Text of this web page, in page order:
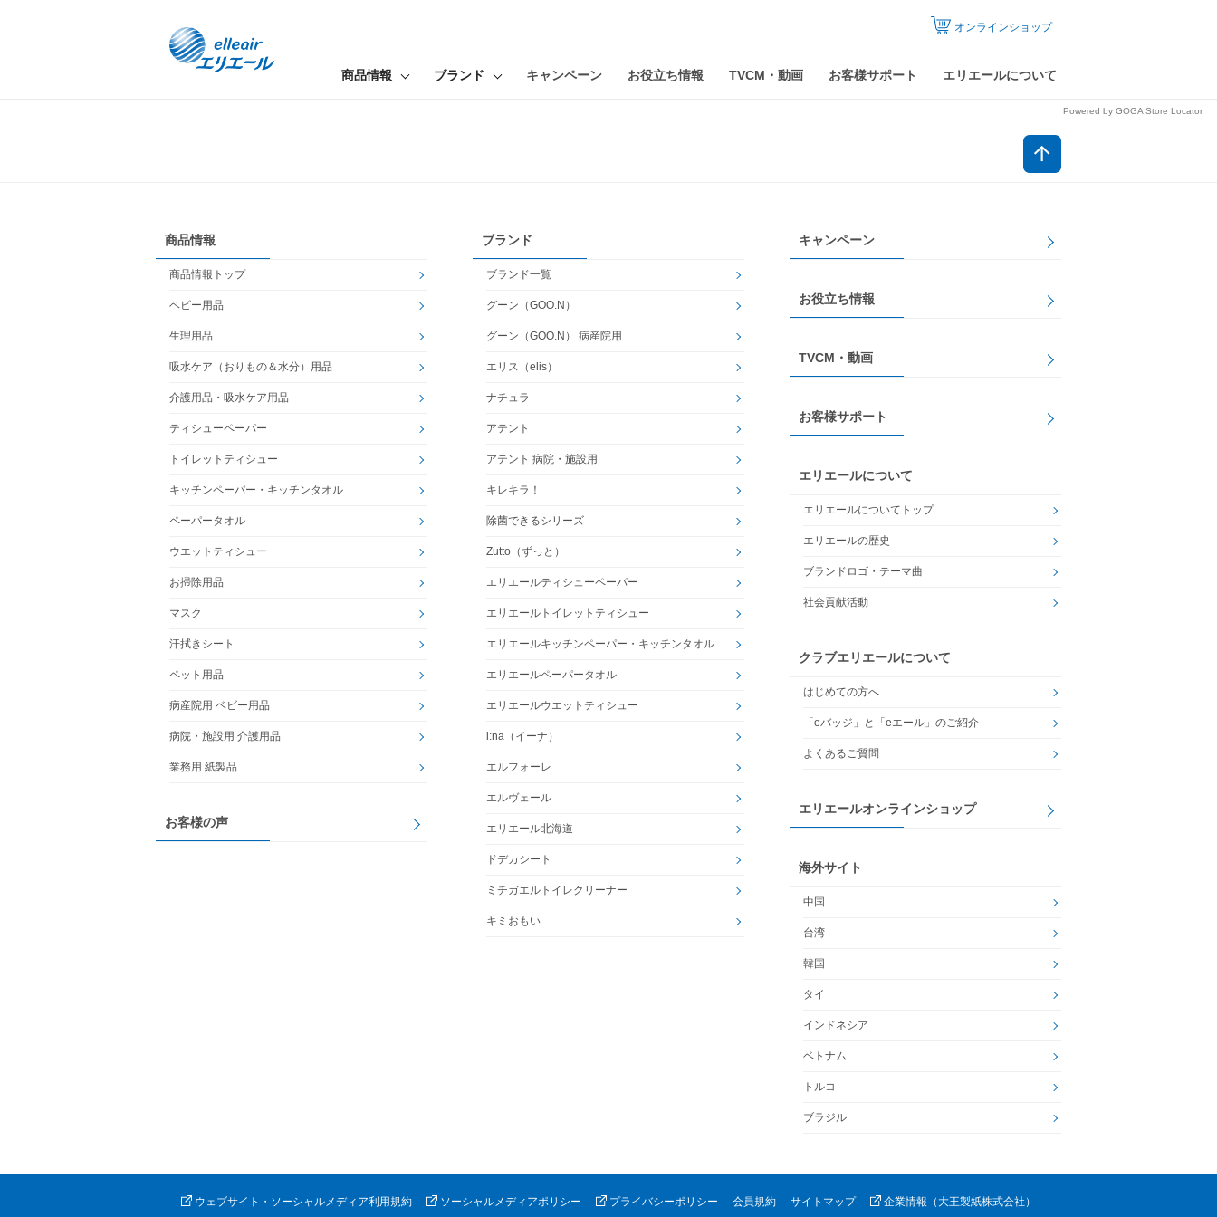
商品情報 ブランド キャンペーン お役立ち情報 TVCM・動画 お客様サポート エリエールについて
オンラインショップ
Powered by GOGA Store Locator
商品情報
商品情報トップ
ベビー用品
生理用品
吸水ケア（おりもの＆水分）用品
介護用品・吸水ケア用品
ティシューペーパー
トイレットティシュー
キッチンペーパー・キッチンタオル
ペーパータオル
ウエットティシュー
お掃除用品
マスク
汗拭きシート
ペット用品
病産院用 ベビー用品
病院・施設用 介護用品
業務用 紙製品
お客様の声
ブランド
ブランド一覧
グーン（GOO.N）
グーン（GOO.N） 病産院用
エリス（elis）
ナチュラ
アテント
アテント 病院・施設用
キレキラ！
除菌できるシリーズ
Zutto（ずっと）
エリエールティシューペーパー
エリエールトイレットティシュー
エリエールキッチンペーパー・キッチンタオル
エリエールペーパータオル
エリエールウエットティシュー
i:na（イーナ）
エルフォーレ
エルヴェール
エリエール北海道
ドデカシート
ミチガエルトイレクリーナー
キミおもい
キャンペーン
お役立ち情報
TVCM・動画
お客様サポート
エリエールについて
エリエールについてトップ
エリエールの歴史
ブランドロゴ・テーマ曲
社会貢献活動
クラブエリエールについて
はじめての方へ
「eバッジ」と「eエール」のご紹介
よくあるご質問
エリエールオンラインショップ
海外サイト
中国
台湾
韓国
タイ
インドネシア
ベトナム
トルコ
ブラジル
ウェブサイト・ソーシャルメディア利用規約 ソーシャルメディアポリシー プライバシーポリシー 会員規約 サイトマップ 企業情報（大王製紙株式会社）